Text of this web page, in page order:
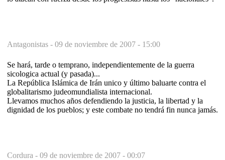
Antagonistas - 09 de noviembre de 2007 - 15:00
Se hará, tarde o temprano, independientemente de la guerra
sicologica actual (y pasada)...
La República Islámica de Irán unico y último baluarte contra el
globalitarismo judeomundialista internacional.
Llevamos muchos años defendiendo la justicia, la libertad y la
dignidad de los pueblos; y este combate no tendrá fin nunca jamás.
Cordura - 09 de noviembre de 2007 - 00:07